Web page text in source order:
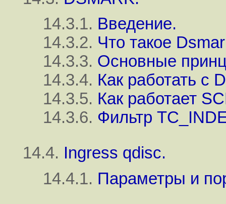
14.3.1. Введение.
14.3.2. Что такое
14.3.3. Основные
14.3.4. Как работать с
14.3.5. Как работает
14.3.6. Фильтр
14.4. Ingress qdisc.
14.4.1. Параметры и